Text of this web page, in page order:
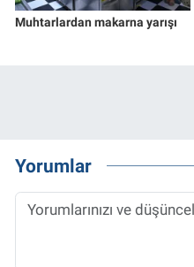
Muhtarlardan makarna yarışı
Yorumlar